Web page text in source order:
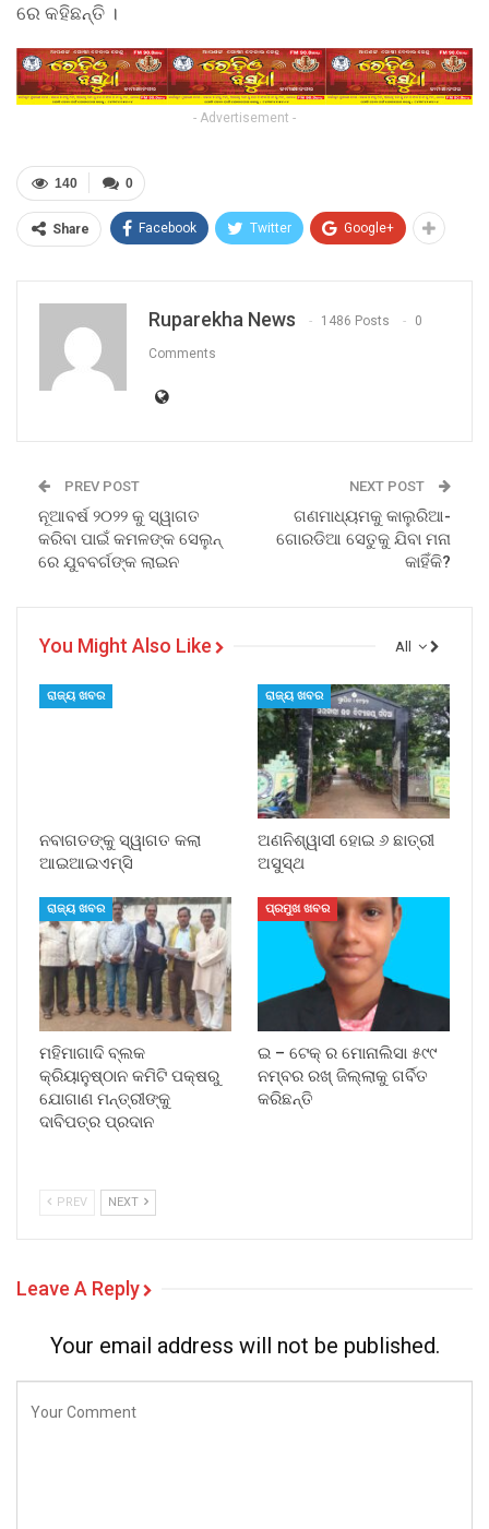
ରେ କହିଛନ୍ତି ।
- Advertisement -
0
140
Share Facebook Twitter Google+
Ruparekha News 1486 Posts 0
Comments
PREV POST
ନୂଆବର୍ଷ ୨୦୨୨ କୁ ସ୍ୱାଗତ
କରିବା ପାଇଁ କମଳଙ୍କ ସେଲୁନ୍
ରେ ଯୁବବର୍ଗଙ୍କ ଲାଇନ
NEXT POST
ଗଣମାଧ୍ୟମକୁ କାଲୁରିଆ-
ଗୋରଡିଆ ସେତୁକୁ ଯିବା ମନା
କାହିଁକି?
All
You Might Also Like
ରାଜ୍ୟ ଖବର
ନବାଗତଙ୍କୁ ସ୍ୱାଗତ କଲା
ଆଇଆଇଏମ୍‌ସି
ରାଜ୍ୟ ଖବର
ଅଣନିଶ୍ୱାସୀ ହୋଇ ୬ ଛାତ୍ରୀ
ଅସୁସ୍ଥ
ରାଜ୍ୟ ଖବର
ମହିମାଗାଦି ବ୍ଲକ
କ୍ରିୟାନୁଷ୍ଠାନ କମିଟି ପକ୍ଷରୁ
ଯୋଗାଣ ମନ୍ତ୍ରୀଙ୍କୁ
ଦାବିପତ୍ର ପ୍ରଦାନ
ପ୍ରମୁଖ ଖବର
ଇ – ଟେକ୍ ର ମୋନାଲିସା ୫୯୯
ନମ୍ବର ରଖ୍ ଜିଲ୍ଲାକୁ ଗର୍ବିତ
କରିଛନ୍ତି
PREV NEXT
Leave A Reply
Your email address will not be published.